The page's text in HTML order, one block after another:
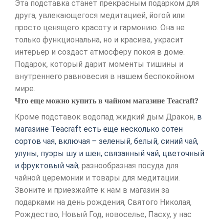
Эта подставка станет прекрасным подарком для
друга, увлекающегося медитацией, йогой или
просто ценящего красоту и гармонию. Она не
только функциональна, но и красива, украсит
интерьер и создаст атмосферу покоя в доме.
Подарок, который дарит моменты тишины и
внутреннего равновесия в нашем беспокойном
мире.
Что еще можно купить в чайном магазине Teacraft?
Кроме подставок водопад жидкий дым Дракон, в
магазине Teacraft есть еще несколько сотен
сортов чая, включая – зеленый, белый, синий чай,
улуны, пуэры шу и шен, связанный чай, цветочный
и фруктовый чай, разнообразная посуда для
чайной церемонии и товары для медитации.
Звоните и приезжайте к нам в магазин за
подарками на день рождения, Святого Николая,
Рождество, Новый Год, новоселье, Пасху, у нас